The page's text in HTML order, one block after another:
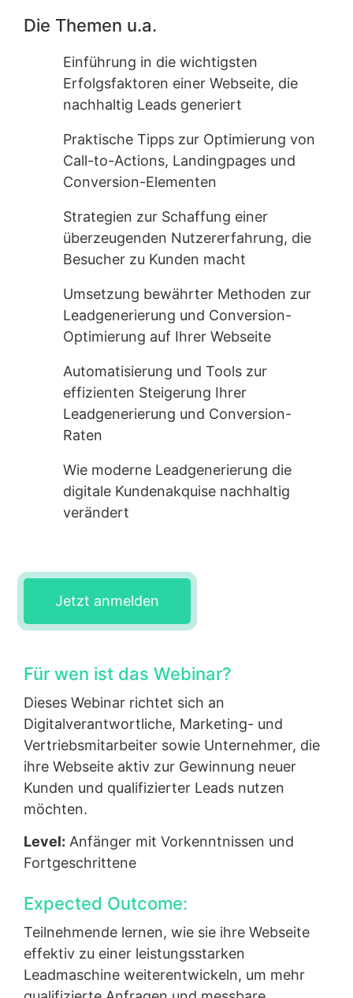
Die Themen u.a.
Einführung in die wichtigsten
Erfolgsfaktoren einer Webseite, die
nachhaltig Leads generiert
Praktische Tipps zur Optimierung von
Call-to-Actions, Landingpages und
Conversion-Elementen
Strategien zur Schaffung einer
überzeugenden Nutzererfahrung, die
Besucher zu Kunden macht
Umsetzung bewährter Methoden zur
Leadgenerierung und Conversion-
Optimierung auf Ihrer Webseite
Automatisierung und Tools zur
effizienten Steigerung Ihrer
Leadgenerierung und Conversion-
Raten
Wie moderne Leadgenerierung die
digitale Kundenakquise nachhaltig
verändert
Jetzt anmelden
Für wen ist das Webinar?
Dieses Webinar richtet sich an
Digitalverantwortliche, Marketing- und
Vertriebsmitarbeiter sowie Unternehmer, die
ihre Webseite aktiv zur Gewinnung neuer
Kunden und qualifizierter Leads nutzen
möchten.
Level: Anfänger mit Vorkenntnissen und
Fortgeschrittene
Expected Outcome:
Teilnehmende lernen, wie sie ihre Webseite
effektiv zu einer leistungsstarken
Leadmaschine weiterentwickeln, um mehr